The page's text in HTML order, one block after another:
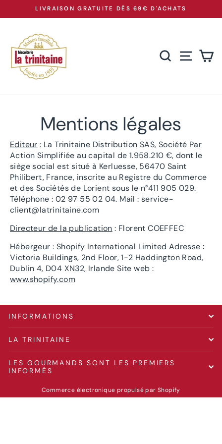
au
Diaporama
LIVRAISON GRATUITE DÈS 69€ D'ACHATS
Mentions légales
Editeur : La Trinitaine Distribution SAS, Société Par
Action Simplifiée au capital de 1.958.210 €, dont le
siège social est situé à Kerluesse, 56470 Saint
Philibert, France, inscrite au Registre du Commerce
et des Sociétés de Lorient sous le n°411 905 029.
Téléphone : 02 97 55 02 04. Mail : service-
client@latrinitaine.com
Directeur de la publication : Florent COEFFEC
Hébergeur : Shopify International Limited Adresse :
Victoria Buildings, 2nd Floor, 1-2 Haddington Road,
Dublin 4, D04 XN32, Irlande Site web :
www.shopify.com
INFORMATIONS
LA TRINITAINE
LES GOURMANDS SONT LES PREMIERS
INFORMÉS
Commerce électronique propulsé par Shopify